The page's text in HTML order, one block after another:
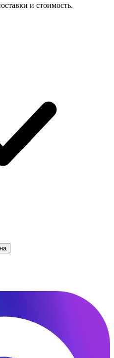
и стоимость.